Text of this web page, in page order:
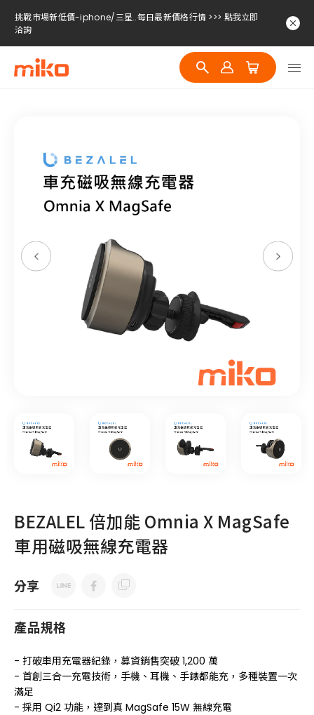
挑戰市場新低價-iphone/三星..每日最新價格行情 >>> 點我立即
洽詢
挑戰市場新低價-iphone/三星..每日最新價格行情 >>> 點我立即
洽詢
挑戰市場新低價-iphone/三星..每日最新價格行情 >>> 點我立即
BEZALEL 倍加能 Omnia X MagSafe
車用磁吸無線充電器
分享
產品規格
- 打破車用充電器紀錄，募資銷售突破 1,200 萬
- 首創三合一充電技術，手機、耳機、手錶都能充，多種裝置一次
滿足
- 採用 Qi2 功能，達到真 MagSafe 15W 無線充電